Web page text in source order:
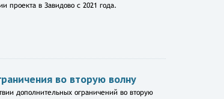
проекта в Завидово с 2021 года.
во вторую волну
дополнительных ограничений во вторую